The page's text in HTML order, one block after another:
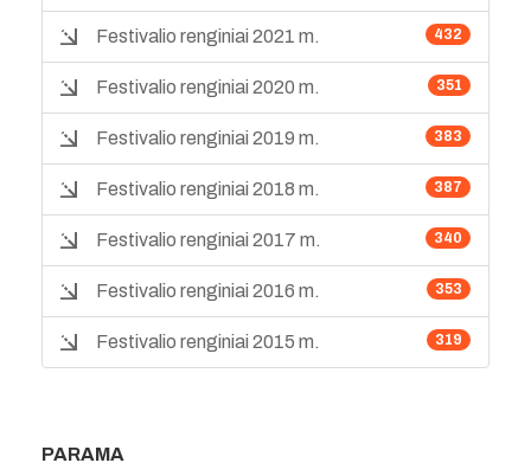
432
Festivalio renginiai 2021 m.
351
Festivalio renginiai 2020 m.
383
Festivalio renginiai 2019 m.
387
Festivalio renginiai 2018 m.
340
Festivalio renginiai 2017 m.
353
Festivalio renginiai 2016 m.
319
Festivalio renginiai 2015 m.
PARAMA